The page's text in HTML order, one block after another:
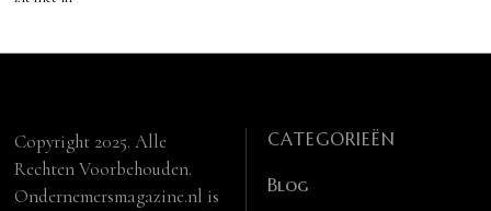
Copyright 2025. Alle
Rechten Voorbehouden.
Ondernemersmagazine.nl is
CATEGORIEËN
Blog